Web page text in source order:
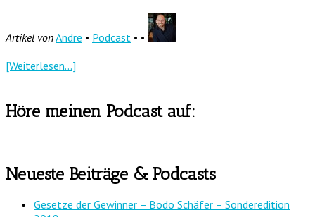
Artikel vonAndre • Podcast • •
[Weiterlesen...]
Höre meinen Podcast auf:
Neueste Beiträge & Podcasts
Gesetze der Gewinner – Bodo Schäfer – Sonderedition